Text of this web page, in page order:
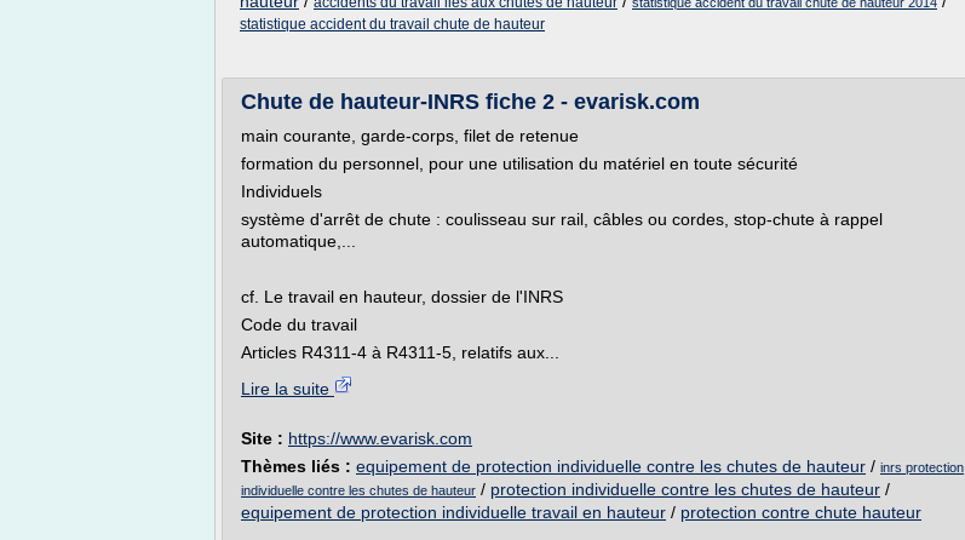
statistique accident du travail chute de hauteur
Chute de hauteur-INRS fiche 2 - evarisk.com
main courante, garde-corps, filet de retenue
formation du personnel, pour une utilisation du matériel en toute sécurité
Individuels
système d'arrêt de chute : coulisseau sur rail, câbles ou cordes, stop-chute à rappel
automatique,...
cf. Le travail en hauteur, dossier de l'INRS
Code du travail
Articles R4311-4 à R4311-5, relatifs aux...
Lire la suite
Site : https://www.evarisk.com
Thèmes liés : equipement de protection individuelle contre les chutes de hauteur / inrs protection
individuelle contre les chutes de hauteur / protection individuelle contre les chutes de hauteur /
equipement de protection individuelle travail en hauteur / protection contre chute hauteur